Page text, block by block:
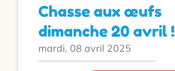
Chasse aux œufs
dimanche 20 avril !
mardi, 08 avril 2025